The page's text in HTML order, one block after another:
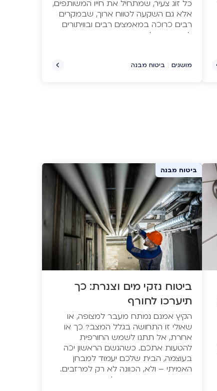
כל זוג צעיר, שמתחיל את חייו המשותפים,
אלא גם השקעה לטווח ארוך, שבמקרים
רבים כרוכה במאמצים רבים ובוויתורים
לא מעטים לאורך הדרך. זוגות צעירים
ומשכנתאות ארוכות טווח, ובלבד שיזכו
מושגים | ביטוח מבנה
ביטוח מבנה
ביטוח נזקי מים וצנרת: כך
תיערכו לחורף
הקיץ אמנם נמתח מעבר למצופה, או
שאולי זו התחושה בגלל המצב? כך או
אחרת, אל תתנו לשמש החורפית
להטעות אתכם. כשהגשם הראשון יכה
בעוצמה, הבית שלכם יעמוד למבחן
האמיתי – ולא, הכוונה לא רק למרזבים.
נזקי מים וצנרת קיימים לצערנו בכמויות